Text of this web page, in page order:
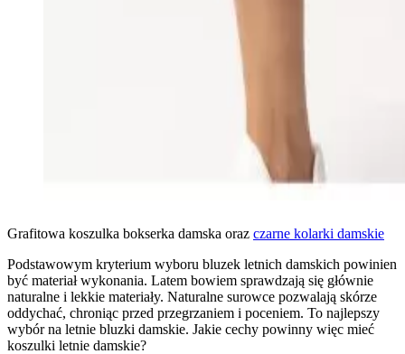
Grafitowa koszulka bokserka damska oraz czarne kolarki damskie
Podstawowym kryterium wyboru bluzek letnich damskich powinien
być materiał wykonania. Latem bowiem sprawdzają się głównie
naturalne i lekkie materiały. Naturalne surowce pozwalają skórze
oddychać, chroniąc przed przegrzaniem i poceniem. To najlepszy
wybór na letnie bluzki damskie. Jakie cechy powinny więc mieć
koszulki letnie damskie?